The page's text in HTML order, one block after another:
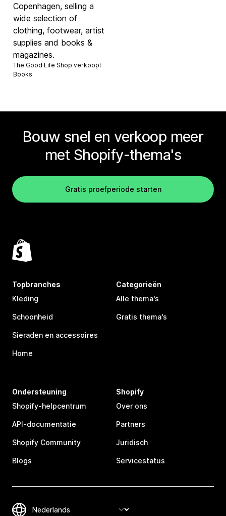
Copenhagen, selling a
wide selection of
clothing, footwear, artist
supplies and books &
magazines.
The Good Life Shop verkoopt
Books
Bouw snel en verkoop meer
met Shopify-thema's
Gratis proefperiode starten
Topbranches
Kleding
Schoonheid
Sieraden en accessoires
Home
Categorieën
Alle thema's
Gratis thema's
Ondersteuning
Shopify-helpcentrum
API-documentatie
Shopify Community
Blogs
Shopify
Over ons
Partners
Juridisch
Servicestatus